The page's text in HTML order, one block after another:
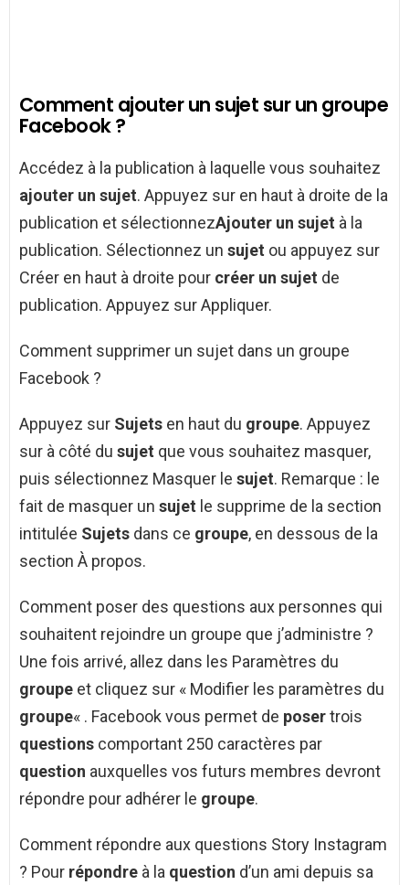
Comment ajouter un sujet sur un groupe
Facebook ?
Accédez à la publication à laquelle vous souhaitez
ajouter un sujet. Appuyez sur en haut à droite de la
publication et sélectionnezAjouter un sujet à la
publication. Sélectionnez un sujet ou appuyez sur
Créer en haut à droite pour créer un sujet de
publication. Appuyez sur Appliquer.
Comment supprimer un sujet dans un groupe
Facebook ?
Appuyez sur Sujets en haut du groupe. Appuyez
sur à côté du sujet que vous souhaitez masquer,
puis sélectionnez Masquer le sujet. Remarque : le
fait de masquer un sujet le supprime de la section
intitulée Sujets dans ce groupe, en dessous de la
section À propos.
Comment poser des questions aux personnes qui
souhaitent rejoindre un groupe que j’administre ?
Une fois arrivé, allez dans les Paramètres du
groupe et cliquez sur « Modifier les paramètres du
groupe« . Facebook vous permet de posertrois
questions comportant 250 caractères par
question auxquelles vos futurs membres devront
répondre pour adhérer le groupe.
Comment répondre aux questions Story Instagram
? Pour répondre à la question d’un ami depuis sa